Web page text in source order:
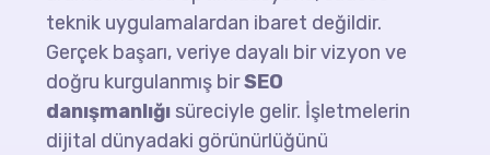
teknik uygulamalardan ibaret değildir.
Gerçek başarı, veriye dayalı bir vizyon ve
doğru kurgulanmış birSEO
danışmanlığısüreciyle gelir. İşletmelerin
dijital dünyadaki görünürlüğünü